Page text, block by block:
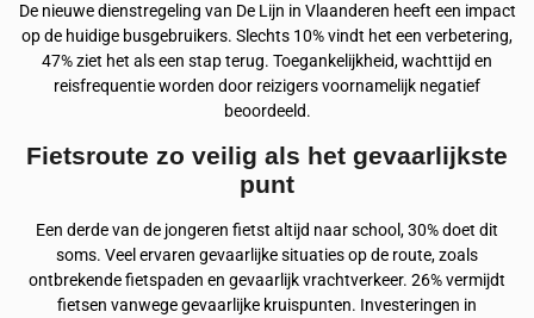
De nieuwe dienstregeling van De Lijn in Vlaanderen heeft een impact
op de huidige busgebruikers. Slechts 10% vindt het een verbetering,
47% ziet het als een stap terug. Toegankelijkheid, wachttijd en
reisfrequentie worden door reizigers voornamelijk negatief
beoordeeld.
Fietsroute zo veilig als het gevaarlijkste
punt
Een derde van de jongeren fietst altijd naar school, 30% doet dit
soms. Veel ervaren gevaarlijke situaties op de route, zoals
ontbrekende fietspaden en gevaarlijk vrachtverkeer. 26% vermijdt
fietsen vanwege gevaarlijke kruispunten. Investeringen in